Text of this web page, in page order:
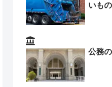
いも
公務